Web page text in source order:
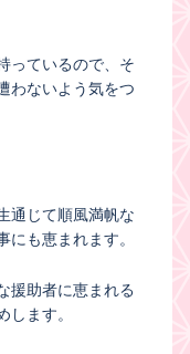
っているので、そ
わないよう気をつ
通じて順風満帆な
にも恵まれます。
援助者に恵まれる
ます。